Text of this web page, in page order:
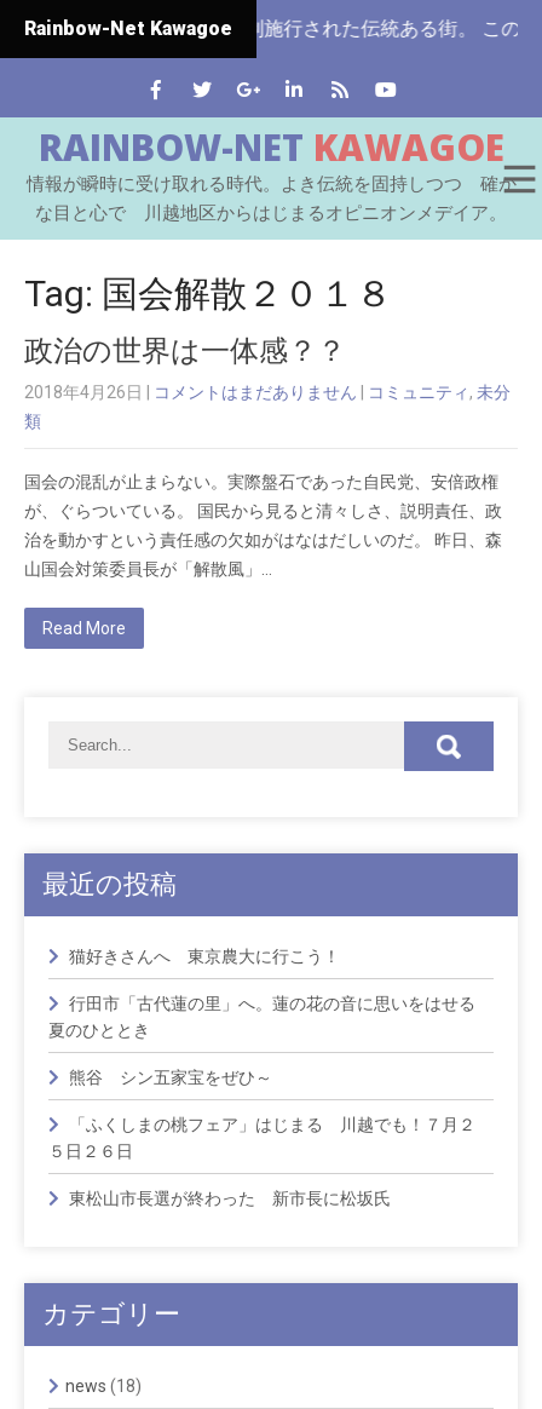
Rainbow-Net Kawagoe
埼玉県ではじめて市制施行された伝統ある街。 この川越を
RAINBOW-NET KAWAGOE
情報が瞬時に受け取れる時代。よき伝統を固持しつつ 確か
な目と心で 川越地区からはじまるオピニオンメデイア。
Tag: 国会解散２０１８
政治の世界は一体感？？
2018年4月26日 コメントはまだありません コミュニティ , 未分
類
国会の混乱が止まらない。実際盤石であった自民党、安倍政権
が、ぐらついている。 国民から見ると清々しさ、説明責任、政
治を動かすという責任感の欠如がはなはだしいのだ。 昨日、森
山国会対策委員長が「解散風」…
Read More
最近の投稿
猫好きさんへ 東京農大に行こう！
行田市「古代蓮の里」へ。蓮の花の音に思いをはせる
夏のひととき
熊谷 シン五家宝をぜひ～
「ふくしまの桃フェア」はじまる 川越でも！７月２
５日２６日
東松山市長選が終わった 新市長に松坂氏
カテゴリー
news (18)